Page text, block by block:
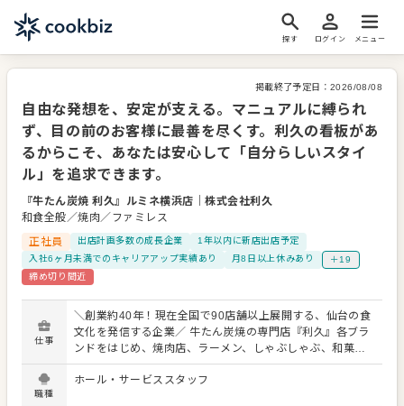
探す ログイン メニュー
掲載終了予定日： 2026/08/08
自由な発想を、安定が支える。マニュアルに縛られ
ず、目の前のお客様に最善を尽くす。利久の看板があ
るからこそ、あなたは安心して「自分らしいスタイ
ル」を追求できます。
『牛たん炭焼 利久』ルミネ横浜店 ｜株式会社利久
和食全般／焼肉／ファミレス
正社員
出店計画多数の成長企業
1年以内に新店出店予定
入社6ヶ月未満でのキャリアアップ実績あり
月8日以上休みあり
＋19
締め切り間近
仕事
＼創業約40年！現在全国で90店舗以上展開する、仙台の食
文化を発信する企業／ 牛たん炭焼の専門店『利久』各ブラ
ンドをはじめ、焼肉店、ラーメン、しゃぶしゃぶ、和菓
子、ベーカリーカフェなど、新業態も積極展開する『株式
会社利久』。 仙台の牛タンを手掛ける企業としてブランド
職種
ホール・サービススタッフ